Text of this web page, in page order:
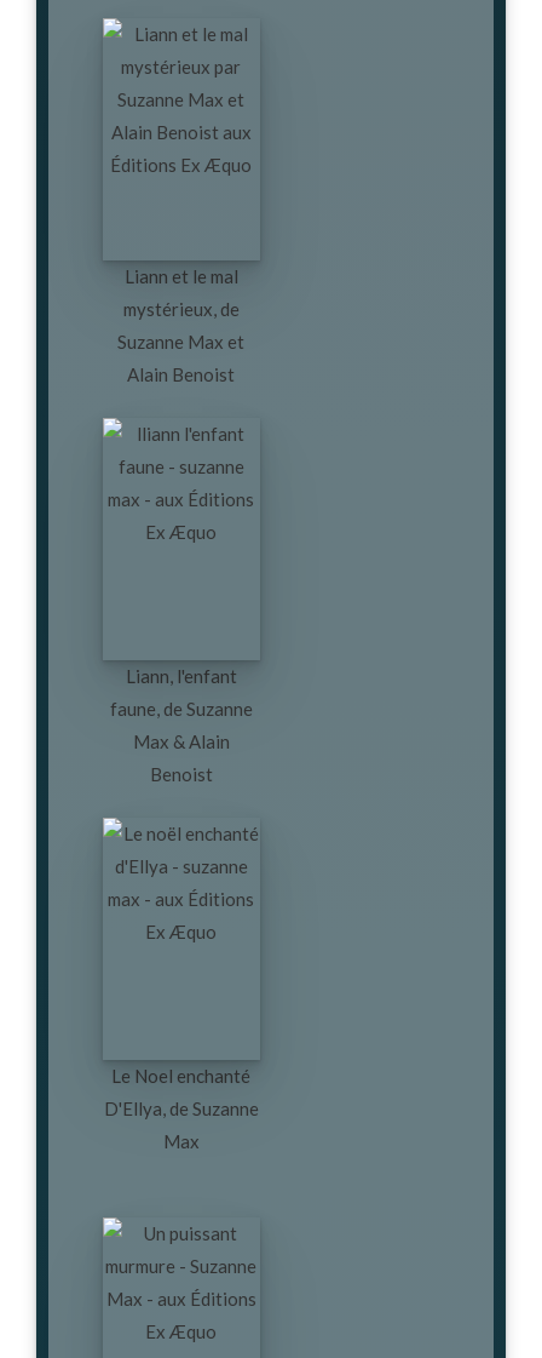
Liann et le mal
mystérieux, de
Suzanne Max et
Alain Benoist
Liann, l'enfant
faune, de Suzanne
Max & Alain
Benoist
Le Noel enchanté
D'Ellya, de Suzanne
Max